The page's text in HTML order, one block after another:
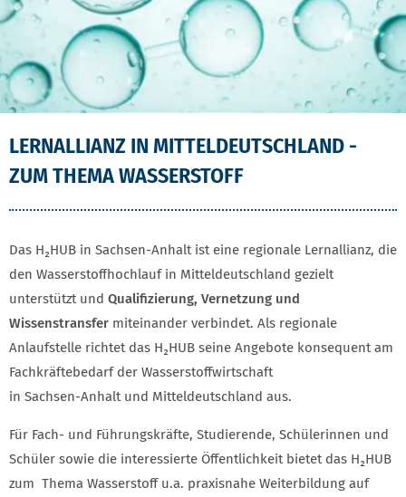
LERNALLIANZ IN MITTELDEUTSCHLAND​ -
ZUM THEMA WASSERSTOFF
Das H₂HUB in Sachsen-Anhalt ist eine regionale Lernallianz, die
den Wasserstoffhochlauf in Mitteldeutschland gezielt
unterstützt und Qualifizierung, Vernetzung und
Wissenstransfer miteinander verbindet. Als regionale
Anlaufstelle richtet das H₂HUB seine Angebote konsequent am
Fachkräftebedarf der Wasserstoffwirtschaft
in Sachsen‑Anhalt und Mitteldeutschland aus.
Für Fach‑ und Führungskräfte, Studierende, Schülerinnen und
Schüler sowie die interessierte Öffentlichkeit bietet das H₂HUB
zum Thema Wasserstoff u.a. praxisnahe Weiterbildung auf